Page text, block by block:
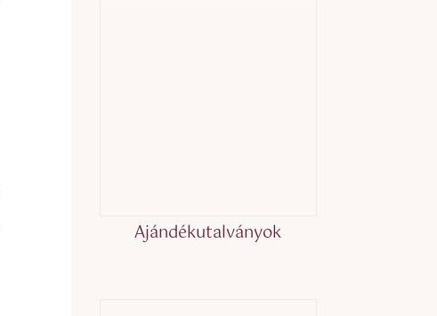
Ajándékutalványok